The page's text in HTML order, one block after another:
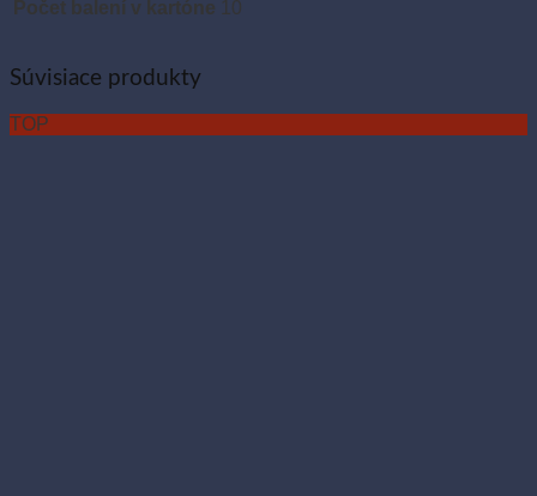
Počet balení v kartóne 10
Súvisiace produkty
TOP